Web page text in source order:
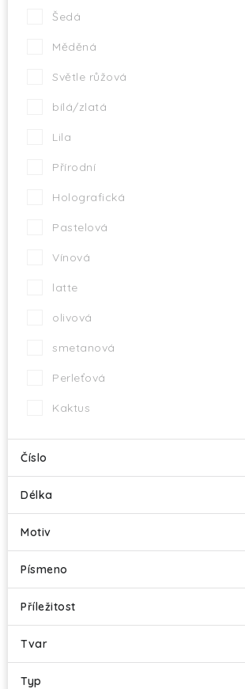
Šedá
Měděná
Světle růžová
bílá/zlatá
Lila
Přírodní
Holografická
Pastelová
Vínová
latte
olivová
smetanová
Perleťová
Kaktus
Číslo
Délka
Motiv
Písmeno
Příležitost
Tvar
Typ